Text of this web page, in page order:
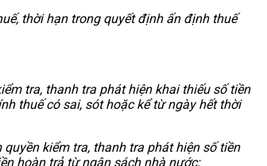
thời hạn trong quyết định ấn định thuế
tra, thanh tra phát hiện khai thiếu số tiền
thuế có sai, sót hoặc kể từ ngày hết thời
kiểm tra, thanh tra phát hiện số tiền
hoàn trả từ ngân sách nhà nước;